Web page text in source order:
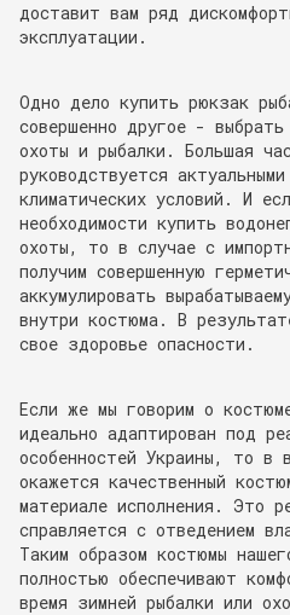
доставит вам ряд
эксплуатации.
Одно дело купить рюкзак
совершенно другое -
охоты и рыбалки. Большая
руководствуется
климатических условий. И
необходимости купить
охоты, то в случае с
получим совершенную
аккумулировать
внутри костюма. В
свое здоровье опасности.
Если же мы говорим о
идеально адаптирован под
особенностей Украины, то в
окажется качественный
материале исполнения. Это
справляется с отведением
Таким образом костюмы
полностью обеспечивают
время зимней рыбалки или